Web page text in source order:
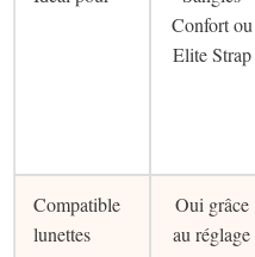
Confort ou
Elite Strap
Compatible
lunettes
Oui grâce
au réglage